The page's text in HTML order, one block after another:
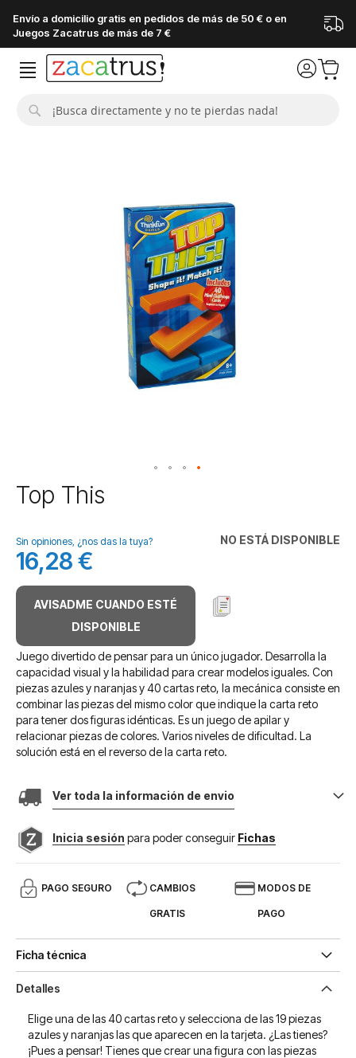
Envío a domicilio gratis en pedidos de más de 50 € o en
Juegos Zacatrus de más de 7 €
Saltar
al
de
la
galería
de
imágenes
Top This
NO ESTÁ DISPONIBLE
Sin opiniones, ¿nos das la tuya?
16,28 €
AVISADME CUANDO ESTÉ
DISPONIBLE
Juego divertido de pensar para un único jugador. Desarrolla la
capacidad visual y la habilidad para crear modelos iguales. Con
piezas azules y naranjas y 40 cartas reto, la mecánica consiste en
combinar las piezas del mismo color que indique la carta reto
para tener dos figuras idénticas. Es un juego de apilar y
relacionar piezas de colores. Varios niveles de dificultad. La
solución está en el reverso de la carta reto.
Ver toda la información de envio
Inicia sesión para poder conseguir Fichas
PAGO SEGURO CAMBIOS
GRATIS
MODOS DE
PAGO
Ficha técnica
Detalles
Elige una de las 40 cartas reto y selecciona de las 19 piezas
azules y naranjas las que aparecen en la tarjeta. ¿Las tienes?
¡Pues a pensar! Tienes que crear una figura con las piezas